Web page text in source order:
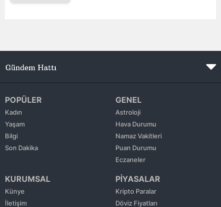
Gaziantep
Gümüşhane
Hakkari
Hatay
Isparta
POPÜLER
Kadın
Yaşam
Bilgi
Son Dakika
GENEL
Astroloji
Hava Durumu
Namaz Vakitleri
Puan Durumu
Eczaneler
KURUMSAL
Künye
İletişim
PİYASALAR
Kripto Paralar
Döviz Fiyatları